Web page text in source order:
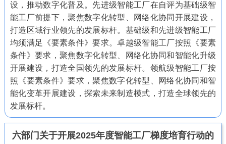
设，推动数字化普及。先进级智能工厂在自评为基础级智
能工厂前提下，聚焦数字化转型、网络化协同开展建设，
打造区域行业领先的发展标杆。基础级和先进级智能工厂
均须满足《要素条件》要求。卓越级智能工厂按照《要素
条件》要求，聚焦数字化转型、网络化协同和智能化升级
开展建设，打造全国领先的发展标杆。领航级智能工厂按
照《要素条件》要求，聚焦数字化转型、网络化协同和智
能化变革开展建设，探索未来制造模式，打造全球领先的
发展标杆。
六部门关于开展2025年度智能工厂梯度培育行动的